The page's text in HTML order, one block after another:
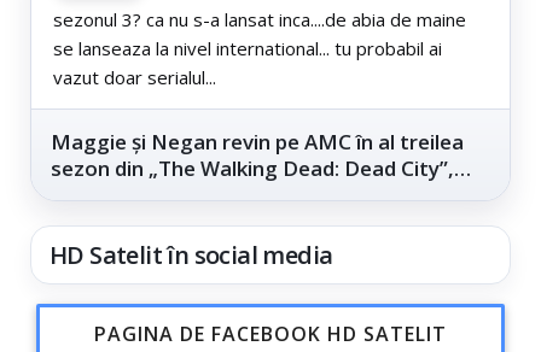
sezonul 3? ca nu s-a lansat inca....de abia de maine
se lanseaza la nivel international... tu probabil ai
vazut doar serialul...
Maggie și Negan revin pe AMC în al treilea
sezon din „The Walking Dead: Dead City”,
HD Satelit în social media
PAGINA DE FACEBOOK HD SATELIT